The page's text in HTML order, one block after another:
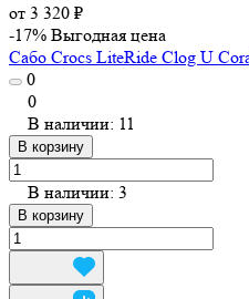
от 3 320 ₽
-17% Выгодная цена
Сабо Crocs LiteRide Clog U
0
0
В наличии: 11
В корзину
В наличии: 3
В корзину